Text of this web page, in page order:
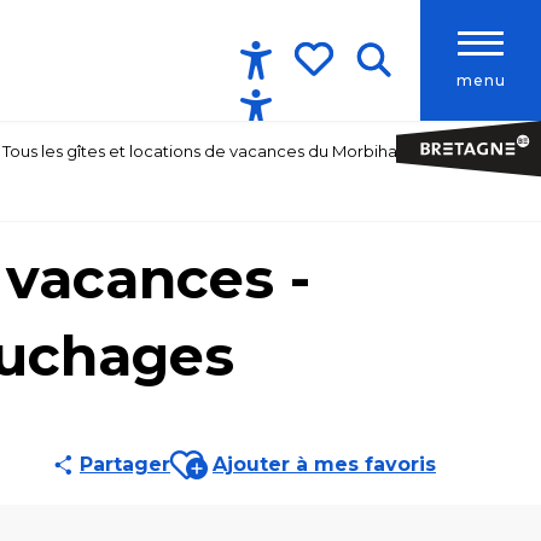
menu
Accessibilité
Tous les gîtes et locations de vacances du Morbihan
-
PartagerAjouter aux favoris
Ajouter à mes favoris